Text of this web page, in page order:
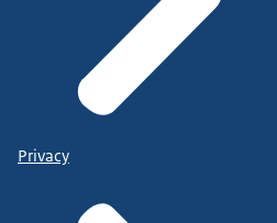
Privacy